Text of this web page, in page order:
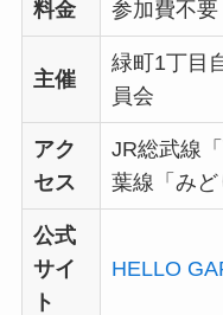
料金 参加費不要
主催
緑町1丁目
員会
アク
セス
JR総武線
葉線「み
公式
サイ
ト
HELLO